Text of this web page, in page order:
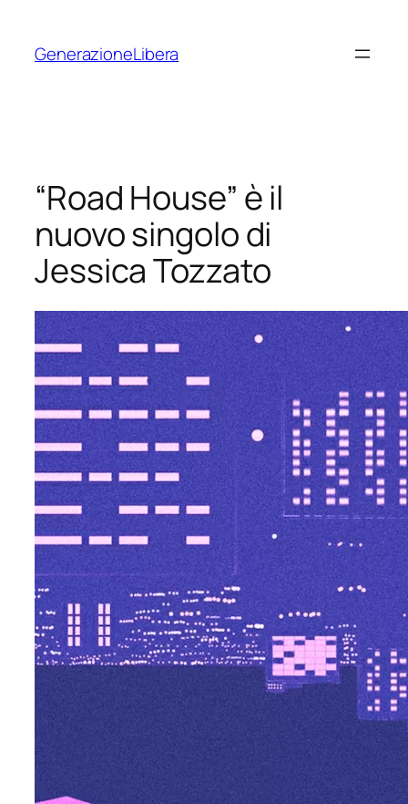
contenuto
GenerazioneLibera
“Road House” è il
nuovo singolo di
Jessica Tozzato